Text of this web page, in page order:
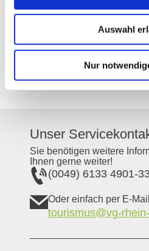
Auswahl
Nur
Mühlstraße 29
Tel:(0049) 6249 4249
E-Mail:email@weingut-
http://
Unser
Sie benötigen weitere
Ihnen gerne weiter!
(0049) 6133 4901-
Oder einfach per E-Mail
tourismus@vg-